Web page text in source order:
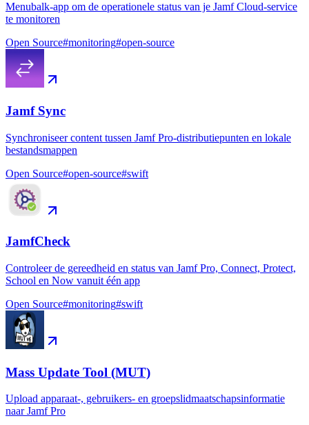
Menubalk-app om de operationele status van je Jamf Cloud-service
te monitoren
Open Source#monitoring#open-source
Jamf Sync
Synchroniseer content tussen Jamf Pro-distributiepunten en lokale
bestandsmappen
Open Source#open-source#swift
JamfCheck
Controleer de gereedheid en status van Jamf Pro, Connect, Protect,
School en Now vanuit één app
Open Source#monitoring#swift
Mass Update Tool (MUT)
Upload apparaat-, gebruikers- en groepslidmaatschapsinformatie
naar Jamf Pro